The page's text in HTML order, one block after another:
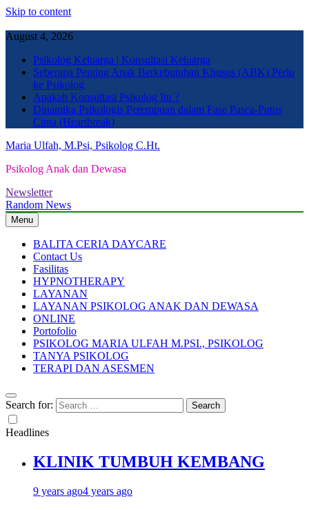
Skip to content
August 4, 2026
Psikolog Keluarga | Konsultasi Keluarga
Seberapa Penting Anak Berkebutuhan Khusus (ABK) Perlu
ke Psikolog
Apakah Konsultasi Psikolog Itu ?
Dinamika Psikologis Perempuan dalam Fase Pasca-Putus
Cinta (Heartbreak)
Maria Ulfah, M.Psi, Psikolog C.Ht.
Psikolog Anak dan Dewasa
Newsletter
Random News
Menu
BALITA CERIA DAYCARE
Contact Us
Fasilitas
HYPNOTHERAPY
LAYANAN
LAYANAN PSIKOLOG ANAK DAN DEWASA
ONLINE
Portofolio
PSIKOLOG MARIA ULFAH M.PSI., PSIKOLOG
TANYA PSIKOLOG
TERAPI DAN ASESMEN
Search for:
Headlines
KLINIK TUMBUH KEMBANG
9 years ago4 years ago